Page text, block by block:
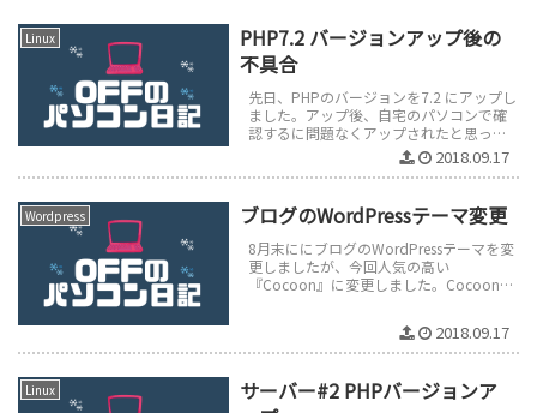
Linux
PHP7.2 バージョンアップ後の
不具合
先日、PHPのバージョンを7.2 にアップし
ました。アップ後、自宅のパソコンで確
認するに問題なくアップされたと思って
いましたが、2日後、スマホでwordpress
2018.09.17
Wordpress ブログのWordPressテーマ変更
8月末ににブログのWordPressテーマを変
更しましたが、今回人気の高い
『Cocoon』に変更しました。Cocoon
2018.09.17
Linux
サーバー#2 PHPバージョンア